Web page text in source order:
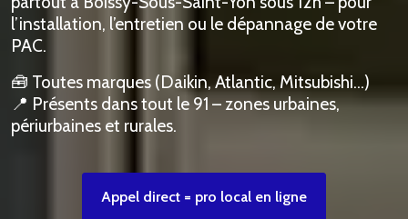
l’installation, l’entretien ou le dépannage de votre
PAC.
🧰 Toutes marques (Daikin, Atlantic, Mitsubishi…)
📍 Présents dans tout le 91 – zones urbaines,
périurbaines et rurales.
Appel direct = pro local en ligne